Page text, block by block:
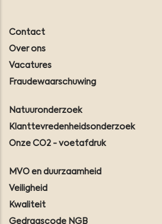
Contact
Over ons
Vacatures
Fraudewaarschuwing
Natuuronderzoek
Klanttevredenheidsonderzoek
Onze CO2 - voetafdruk
MVO en duurzaamheid
Veiligheid
Kwaliteit
Gedragscode NGB